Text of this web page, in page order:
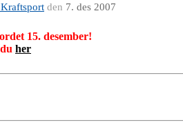
den 7. des 2007
15. desember!
her